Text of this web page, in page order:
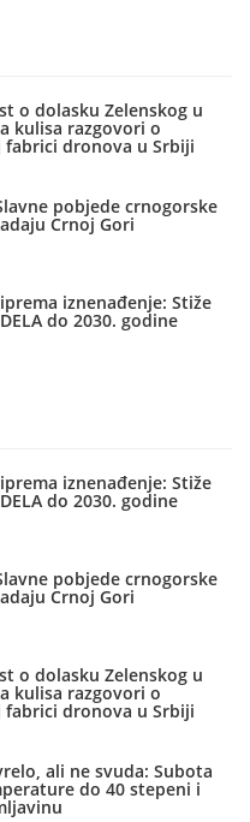
o dolasku Zelenskog u
kulisa razgovori o
fabrici dronova u Srbiji
pobjede crnogorske
Crnoj Gori
iznenađenje: Stiže
do 2030. godine
iznenađenje: Stiže
do 2030. godine
pobjede crnogorske
Crnoj Gori
o dolasku Zelenskog u
kulisa razgovori o
fabrici dronova u Srbiji
ali ne svuda: Subota
do 40 stepeni i